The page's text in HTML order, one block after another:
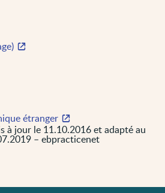
étranger
à jour le 11.10.2016 et adapté au
– ebpracticenet